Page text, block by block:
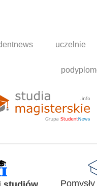
uczelnie